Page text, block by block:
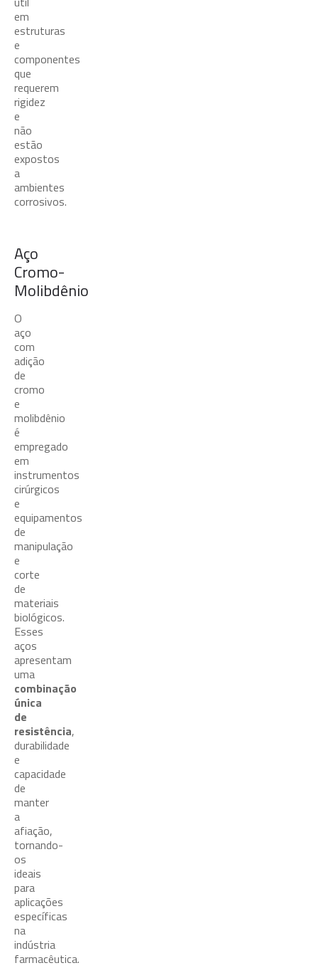
em
estruturas
e
componentes
que
requerem
rigidez
e
não
estão
expostos
a
ambientes
corrosivos.
Aço
Cromo-
Molibdênio
O
aço
com
adição
de
cromo
e
molibdênio
é
empregado
em
instrumentos
cirúrgicos
e
equipamentos
de
manipulação
e
corte
de
materiais
biológicos.
Esses
aços
apresentam
uma
combinação
única
de
resistência,
durabilidade
e
capacidade
de
manter
a
afiação,
tornando-
os
ideais
para
aplicações
específicas
na
indústria
farmacêutica.